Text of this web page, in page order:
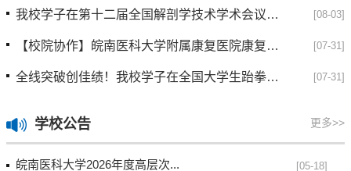
我校学子在第十二届全国解剖学技术学术会议暨人体... [08-03]
【校院协作】皖南医科大学附属康复医院康复治疗师... [07-31]
全线突破创佳绩！我校学子在全国大学生跆拳道锦标... [07-31]
学校公告 更多>>
皖南医科大学2026年度高层次... [05-18]